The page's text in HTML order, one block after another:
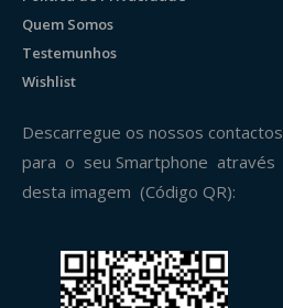
Quem Somos
Testemunhos
Wishlist
Descarregue os nossos contactos
para o seu Smartphone através
desta imagem (Código QR):